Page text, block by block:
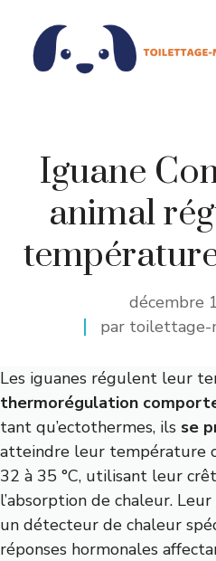
contenu
Iguane
animal
décembre
par toilettage-
Les iguanes régulent leur
thermorégulation
tant qu’ectothermes, ils se
atteindre leur température
32 à 35 °C, utilisant leur
l’absorption de chaleur. Leur
un détecteur de chaleur
réponses hormonales